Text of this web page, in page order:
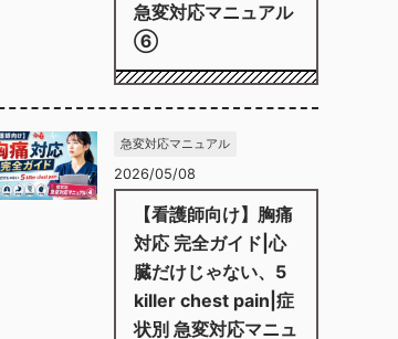
急変対応マニュアル
⑥
急変対応マニュアル
2026/05/08
【看護師向け】胸痛
対応 完全ガイド|心
臓だけじゃない、5
killer chest pain|症
状別 急変対応マニュ